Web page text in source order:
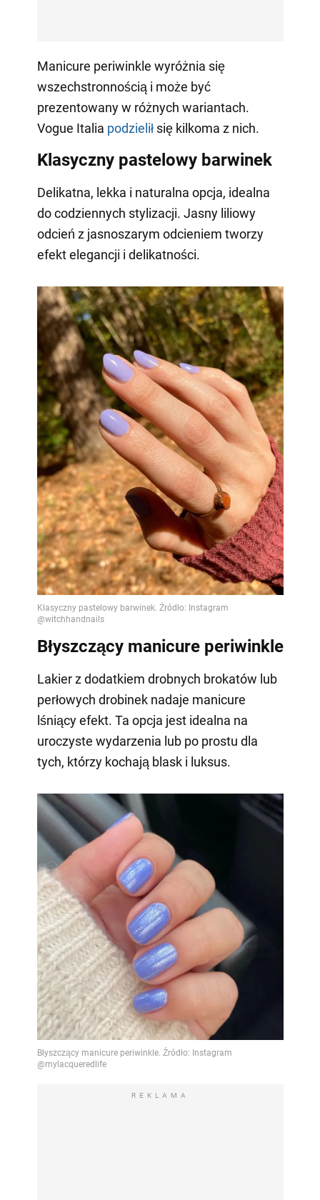
Manicure periwinkle wyróżnia się
wszechstronnością i może być
prezentowany w różnych wariantach.
Vogue Italia podzieliłsię kilkoma z nich.
Klasyczny pastelowy barwinek
Delikatna, lekka i naturalna opcja, idealna
do codziennych stylizacji. Jasny liliowy
odcień z jasnoszarym odcieniem tworzy
efekt elegancji i delikatności.
Błyszczący manicure periwinkle
Lakier z dodatkiem drobnych brokatów lub
perłowych drobinek nadaje manicure
lśniący efekt. Ta opcja jest idealna na
uroczyste wydarzenia lub po prostu dla
tych, którzy kochają blask i luksus.
REKLAMA